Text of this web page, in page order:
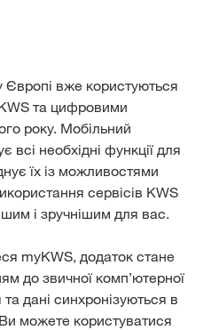
Європі вже користуються
та цифровими
року. Мобільний
всі необхідні функції для
їх із можливостями
сервісів KWS
і зручнішим для вас.
myKWS, додаток стане
до звичної комп’ютерної
дані синхронізуються в
можете користуватися